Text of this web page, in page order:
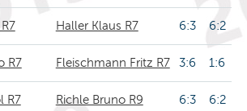
Haller Klaus R7 6:3 6:2
R7 Fleischmann Fritz R7 3:6 1:6
R7 Richle Bruno R9 6:3 6:2